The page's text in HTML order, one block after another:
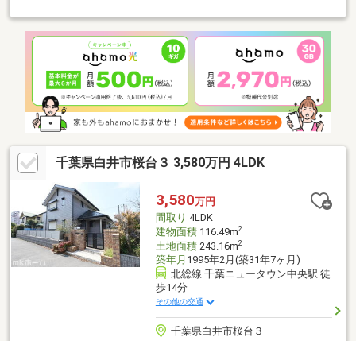
歩約21分○○現地見学・ご来店（事前にご予約ください）○○営業時
間／9：30～18：30営業時間中はお電話のお問い合わせがスムー
ズです！定休日／火曜日・水曜日所要時間のめやす■現地物件見
学（60分～）■物件探しのご相談（30分～）■資金計画のご相談
（45分～）■不動産売買のポイントと注意点のご説明（60分～）■
その他のご相談（30分～）
千葉県白井市桜台３ 3,580万円 4LDK
3,580万円
間取り 4LDK
建物面積116.49m2
土地面積243.16m2
築年月 1995年2月(築31年7ヶ月)
北総線 千葉ニュータウン中央駅 徒
歩14分
その他の交通
千葉県白井市桜台３